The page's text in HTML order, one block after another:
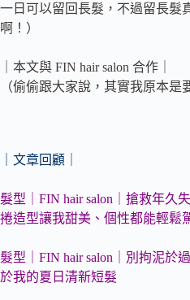
一日可以留回長髮，不過留長髮
啊！）
｜本文與 FIN hair salon 合作｜
（偷偷跟大家說，其實我原本是
｜文章回顧｜
髮型｜FIN hair salon｜搶救年久
捲造型讓我甜美、個性都能輕鬆
髮型｜FIN hair salon｜別拘泥於
於我的夏日清新短髮